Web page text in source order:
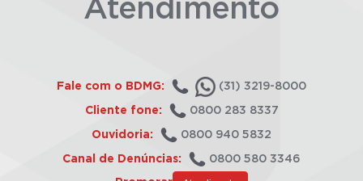
Atendimento
Fale com o BDMG: (31) 3219-8000
Cliente fone: 0800 283 8337
Ouvidoria: 0800 940 5832
Canal de Denúncias: 0800 580 3346